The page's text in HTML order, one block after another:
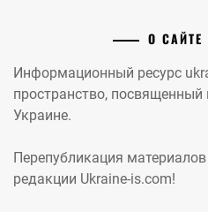
О САЙТЕ
Информационный ресурс
пространство,
Украине.
Перепубликация
редакции Ukraine-is.com!